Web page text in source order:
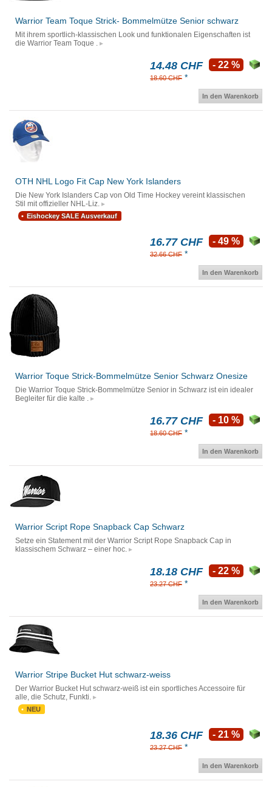
Warrior Team Toque Strick- Bommelmütze Senior schwarz
Mit ihrem sportlich-klassischen Look und funktionalen Eigenschaften ist
die Warrior Team Toque .
14.48 CHF
18.60 CHF *
- 22 %
In den Warenkorb
OTH NHL Logo Fit Cap New York Islanders
Die New York Islanders Cap von Old Time Hockey vereint klassischen
Stil mit offizieller NHL-Liz.
Eishockey SALE Ausverkauf
16.77 CHF
32.66 CHF *
- 49 %
In den Warenkorb
Warrior Toque Strick-Bommelmütze Senior Schwarz Onesize
Die Warrior Toque Strick-Bommelmütze Senior in Schwarz ist ein idealer
Begleiter für die kalte .
16.77 CHF
18.60 CHF *
- 10 %
In den Warenkorb
Warrior Script Rope Snapback Cap Schwarz
Setze ein Statement mit der Warrior Script Rope Snapback Cap in
klassischem Schwarz – einer hoc.
18.18 CHF
23.27 CHF *
- 22 %
In den Warenkorb
Warrior Stripe Bucket Hut schwarz-weiss
Der Warrior Bucket Hut schwarz-weiß ist ein sportliches Accessoire für
alle, die Schutz, Funkti.
NEU
18.36 CHF
23.27 CHF *
- 21 %
In den Warenkorb